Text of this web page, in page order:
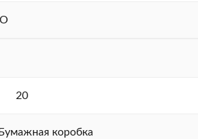
20
Бумажная коробка